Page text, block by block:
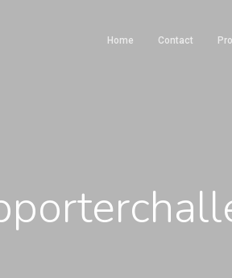
to close
Home Contact